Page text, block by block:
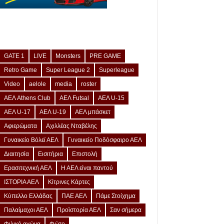
GATE 1 LIVE Monsters
PRE GAME
Retro Game
Super League 2
Superleague
Video
aelole media
roster
ΑΕΛ Athens Club
ΑΕΛ Futsal
ΑΕΛ U-15
ΑΕΛ U-17
ΑΕΛ U-19
ΑΕΛ μπάσκετ
Αφιερώματα
Αχιλλέας Νταβέλης
Γυναικείο Βόλεϊ ΑΕΛ
Γυναικείο Ποδόσφαιρο ΑΕΛ
Διαιτησία
Εισιτήρια
Επιστολή
Ερασιτεχνική ΑΕΛ
Η ΑΕΛ είναι παντού
ΙΣΤΟΡΙΑ ΑΕΛ
Κίτρινες Κάρτες
Κύπελλο Ελλάδας
ΠΑΕ ΑΕΛ
Πάμε Στοίχημα
Παλαίμαχοι ΑΕΛ
Προϊστορία ΑΕΛ
Σαν σήμερα